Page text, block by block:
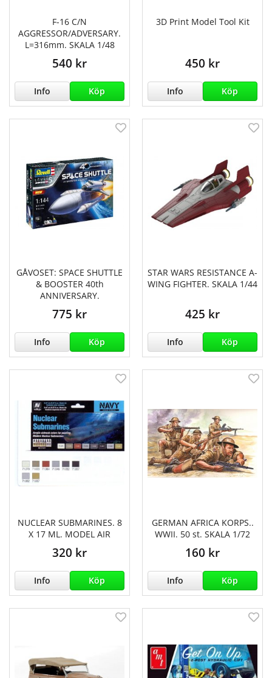
F-16 C/N
AGGRESSOR/ADVERSARY.
L=316mm. SKALA 1/48
540 kr
Info Köp
3D Print Model Tool Kit
450 kr
Info Köp
GÅVOSET: SPACE SHUTTLE
& BOOSTER 40th
ANNIVERSARY.
775 kr
Info Köp
STAR WARS RESISTANCE A-
WING FIGHTER. SKALA 1/44
425 kr
Info Köp
NUCLEAR SUBMARINES. 8
X 17 ML. MODEL AIR
320 kr
Info Köp
GERMAN AFRICA KORPS..
WWII. 50 st. SKALA 1/72
160 kr
Info Köp